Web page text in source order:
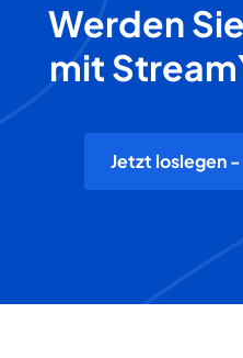
Werden
mit
Jetzt loslegen